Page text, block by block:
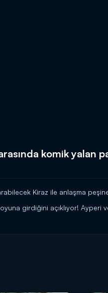
komik yalan
Kiraz ile anlaşma
girdiğini açıklıyor! Ayperi
hal ve hareketlerini